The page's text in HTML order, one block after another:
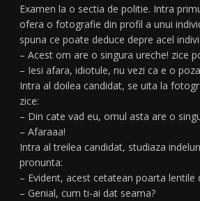
Examen la o sectia de politie. Intra primul candidat, i se
ofera o fotografie din profil a unui
spuna ce poate deduce depre acel
– Acest om are o singura ureche! zice
– Iesi afara, idiotule, nu vezi ca e o
Intra al doilea candidat, se uita la
zice:
– Din cate vad eu, omul asta are o
– Afaraaa!
Intra al treilea candidat, studiaza
pronunta:
– Evident, acest cetatean poarta lentile
– Genial, cum ti-ai dat seama?